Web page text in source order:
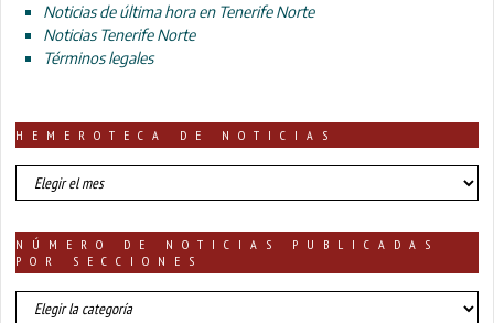
Noticias de última hora en Tenerife Norte
Noticias Tenerife Norte
Términos legales
HEMEROTECA DE NOTICIAS
HEMEROTECA
DE
NÚMERO DE NOTICIAS PUBLICADAS
POR SECCIONES
número